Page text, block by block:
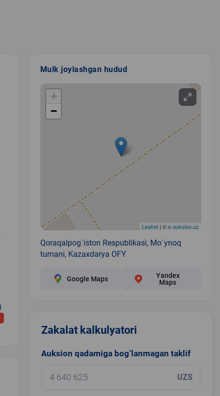
Mulk joylashgan hudud
+
−
Leaflet| ©e-auksion.uz
Qoraqalpog`iston Respublikasi, Mo`ynoq
tumani, Kazaxdarya OFY
Google Maps
Yandex
Maps
Zakalat kalkulyatori
Auksion qadamiga bog‘lanmagan taklif
UZS